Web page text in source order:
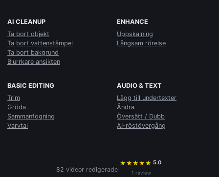
AI CLEANUP
Ta bort objekt
Ta bort vattenstämpel
Ta bort bakgrund
Blurrkare ansikten
ENHANCE
Uppskalning
Långsam rörelse
BASIC EDITING
Trim
Gröda
Sammanfogning
Varvtal
AUDIO & TEXT
Lägg till undertexter
Ändra
Översätt / Dubb
AI-röstövergång
82 videor redigerade·
★ ★ ★ ★ ★ 5.0
1 review